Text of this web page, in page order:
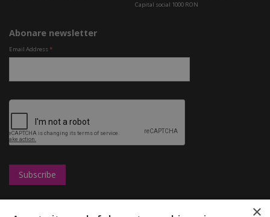
Capital social 1000 RON
Abonare newsletter
Email Address*
×